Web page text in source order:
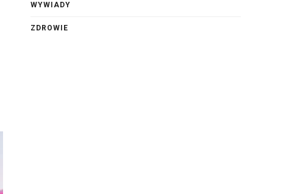
WYWIADY
ZDROWIE